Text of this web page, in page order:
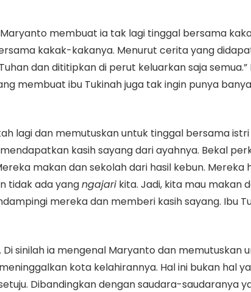
membuat ia tak lagi tinggal bersama
kakak-kakanya. Menurut cerita yang
dan dititipkan di perut keluarkan saja
membuat ibu Tukinah juga tak ingin punya
lagi dan memutuskan untuk tinggal bersama
kasih sayang dari ayahnya. Bekal
makan dan sekolah dari hasil kebun. Mereka
tidak ada yangngajari kita. Jadi, kita mau makan
mereka dan memberi kasih sayang. Ibu
sinilah ia mengenal Maryanto dan memutuskan
kota kelahirannya. Hal ini bukan hal
Dibandingkan dengan saudara-saudaranya